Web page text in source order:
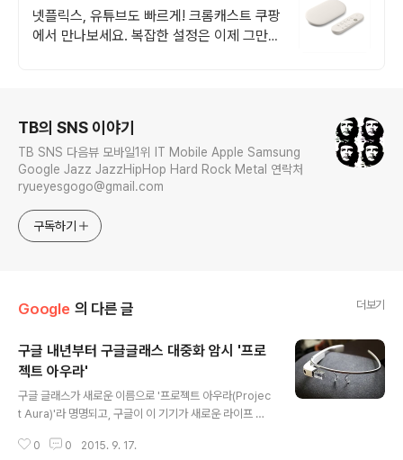
OTT
넷플릭스, 유튜브도 빠르게! 크롬캐스트 쿠팡
에서 만나보세요. 복잡한 설정은 이제 그만,
TB의 SNS 이야기
TB SNS 다음뷰 모바일1위 IT Mobile Apple Samsung
Google Jazz JazzHipHop Hard Rock Metal 연락처
ryueyesgogo@gmail.com
구독하기
Google 의 다른 글 더보기
구글 내년부터 구글글래스 대중화 암시 '프로
젝트 아우라'
구글 글래스가 새로운 이름으로 '프로젝트 아우라(Projec
t Aura)'라 명명되고, 구글이 이 기기가 새로운 라이프 스
를 의미하고 상업화를 의미하는 발언이다. 구글은 아우라
0 0 2015. 9. 17.